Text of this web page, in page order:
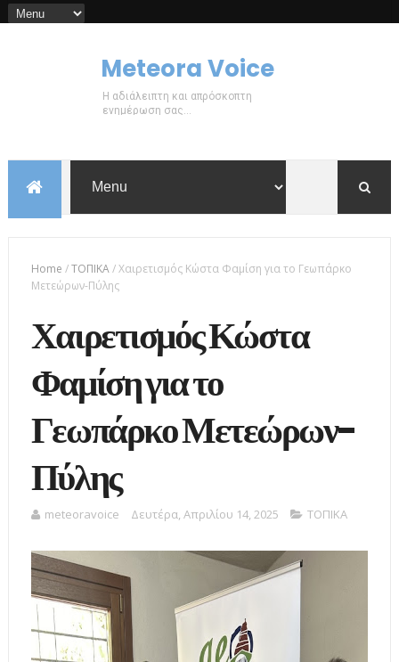
Meteora Voice
Η αδιάλειπτη και απρόσκοπτη
ενημέρωση σας...
Home /ΤΟΠΙΚΑ/Χαιρετισμός Κώστα Φαμίση για το Γεωπάρκο
Μετεώρων-Πύλης
Χαιρετισμός Κώστα
Φαμίση για το
Γεωπάρκο Μετεώρων-
Πύλης
meteoravoice Δευτέρα, Απριλίου 14, 2025 ΤΟΠΙΚΑ